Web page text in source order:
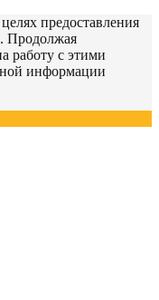
предоставления
Продолжая
работу с этими
информации